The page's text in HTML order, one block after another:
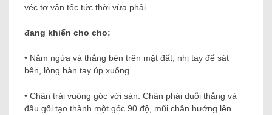
véc tơ vận tốc tức thời vừa phải.
đang khiến cho cho:
• Nằm ngửa và thẳng bên trên mặt đất, nhị tay để sát
bên, lòng bàn tay úp xuống.
• Chân trái vuông góc với sàn. Chân phải duỗi thẳng và
đầu gối tạo thành một góc 90 độ, mũi chân hướng lên